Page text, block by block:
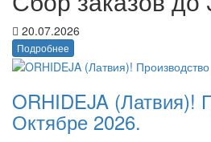
20.07.2026
Подробнее
ORHIDEJA (Латвия)!
Октябре 2026.